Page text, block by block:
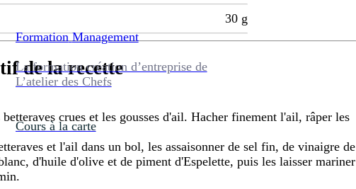
Formation Management
La formation création d’entreprise de
L’atelier des Chefs
Cours à la carte
30 g
de la recette
crues et les gousses d'ail. Hacher finement l'ail, râper les
et l'ail dans un bol, les assaisonner de sel fin, de vinaigre de
d'huile d'olive et de piment d'Espelette, puis les laisser mariner